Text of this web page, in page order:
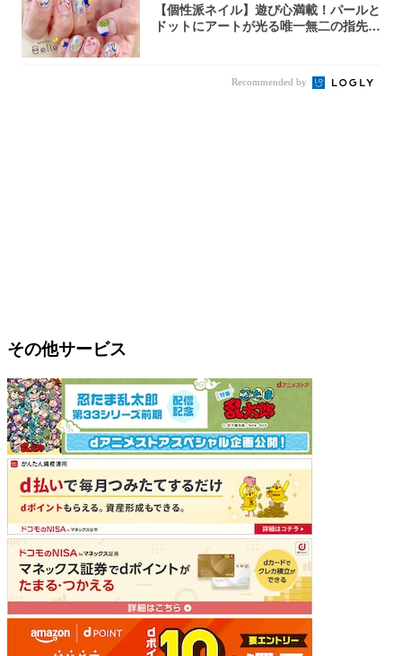
【個性派ネイル】遊び心満載！パールと
ドットにアートが光る唯一無二の指先が
Recommended by
その他サービス